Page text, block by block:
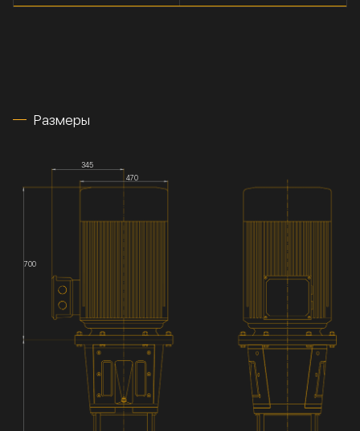
Размеры
345
470
700